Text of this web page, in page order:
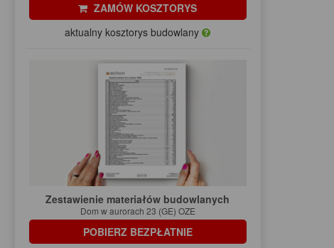
ZAMÓW KOSZTORYS
aktualny kosztorys budowlany
Zestawienie materiałów budowlanych
Dom w aurorach 23 (GE) OZE
POBIERZ BEZPŁATNIE